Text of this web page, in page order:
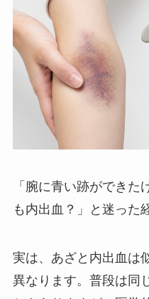
「腕に青い跡ができた
も内出血？」と迷った
実は、あざと内出血は
異なります。普段は同